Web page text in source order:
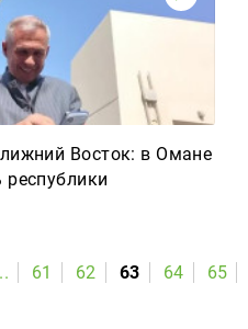
Восток: в Омане
республики
61 62 63 64 65